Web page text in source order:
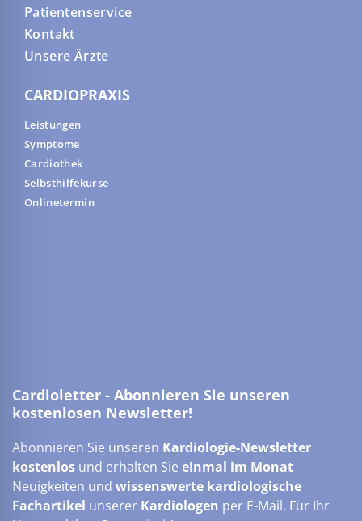
Patientenservice
Kontakt
Unsere Ärzte
CARDIOPRAXIS
Leistungen
Symptome
Cardiothek
Selbsthilfekurse
Onlinetermin
Cardioletter - Abonnieren Sie unseren
kostenlosen Newsletter!
Abonnieren Sie unseren Kardiologie-Newsletter
kostenlos und erhalten Sie einmal im Monat
Neuigkeiten und wissenswerte kardiologische
Fachartikel unserer Kardiologen per E-Mail. Für Ihr